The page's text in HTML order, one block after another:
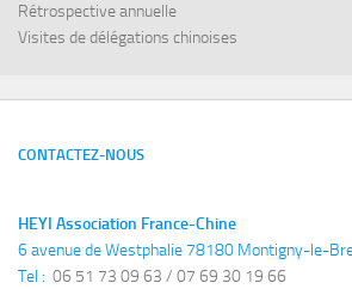
Rétrospective annuelle
Visites de délégations chinoises
CONTACTEZ-NOUS
HEYI Association France-Chine
6 avenue de Westphalie 78180 Montigny-le-
Tel : 06 51 73 09 63 / 07 69 30 19 66